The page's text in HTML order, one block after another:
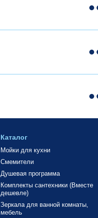
Каталог
Мойки для кухни
Смемители
Душевая программа
Комплекты сантехники (Вместе
дешевле)
Зеркала для ванной комнаты,
мебель